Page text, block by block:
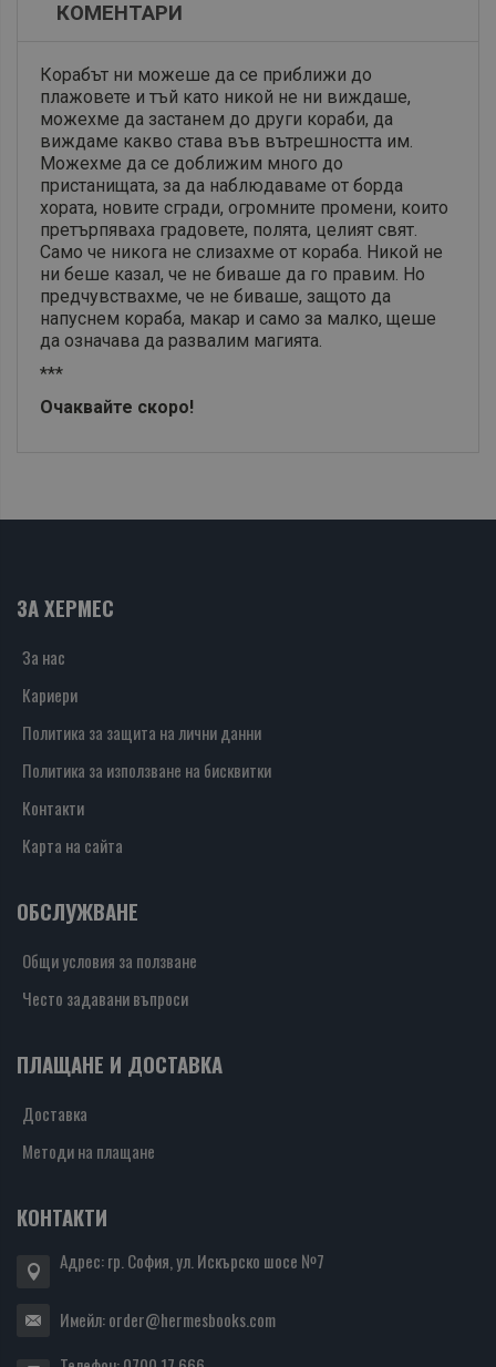
КОМЕНТАРИ
Корабът ни можеше да се приближи до
плажовете и тъй като никой не ни виждаше,
можехме да застанем до други кораби, да
виждаме какво става във вътрешността им.
Можехме да се доближим много до
пристанищата, за да наблюдаваме от борда
хората, новите сгради, огромните промени, които
претърпяваха градовете, полята, целият свят.
Само че никога не слизахме от кораба. Никой не
ни беше казал, че не биваше да го правим. Но
предчувствахме, че не биваше, защото да
напуснем кораба, макар и само за малко, щеше
да означава да развалим магията.
***
Очаквайте скоро!
ЗА ХЕРМЕС
За нас
Кариери
Политика за защита на лични данни
Политика за използване на бисквитки
Контакти
Карта на сайта
ОБСЛУЖВАНЕ
Общи условия за ползване
Често задавани въпроси
ПЛАЩАНЕ И ДОСТАВКА
Доставка
Методи на плащане
КОНТАКТИ
Адрес: гр. София, ул. Искърско шосе №7
Имейл:order@hermesbooks.com